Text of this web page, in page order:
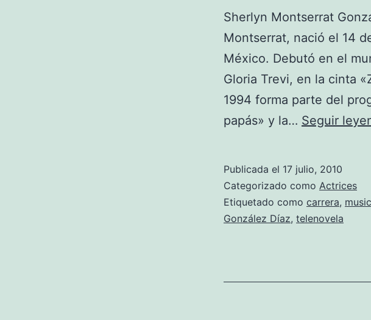
Sherlyn Montserrat
Montserrat, nació el 14
México. Debutó en el
Gloria Trevi, en la cinta
1994 forma parte del
papás» y la… Seguir
Publicada el 17 julio, 2010
Categorizado como Actrices
Etiquetado como carrera,
González Díaz, telenovela